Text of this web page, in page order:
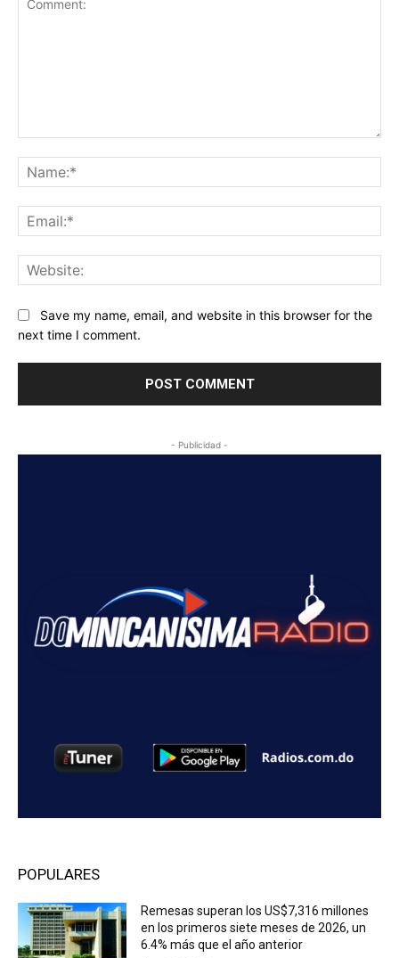
Save my name, email, and website in this browser for the
next time I comment.
- Publicidad -
POPULARES
Remesas superan los US$7,316 millones
en los primeros siete meses de 2026, un
6.4% más que el año anterior